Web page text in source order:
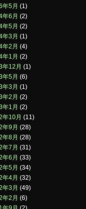
年5月 (1)
年6月 (2)
年5月 (2)
年3月 (1)
年2月 (4)
年1月 (2)
年12月 (1)
年5月 (6)
年3月 (1)
年2月 (2)
年1月 (2)
年10月 (11)
年9月 (28)
年8月 (28)
年7月 (31)
年6月 (33)
年5月 (34)
年4月 (32)
年3月 (49)
年2月 (6)